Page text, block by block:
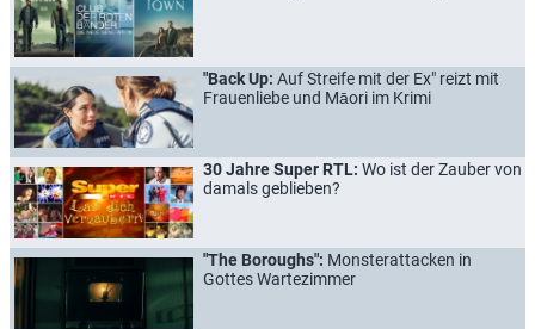
"Back Up: Auf Streife mit der Ex" reizt mit
Frauenliebe und Māori im Krimi
30 Jahre Super RTL: Wo ist der Zauber von
damals geblieben?
"The Boroughs": Monsterattacken in
Gottes Wartezimmer